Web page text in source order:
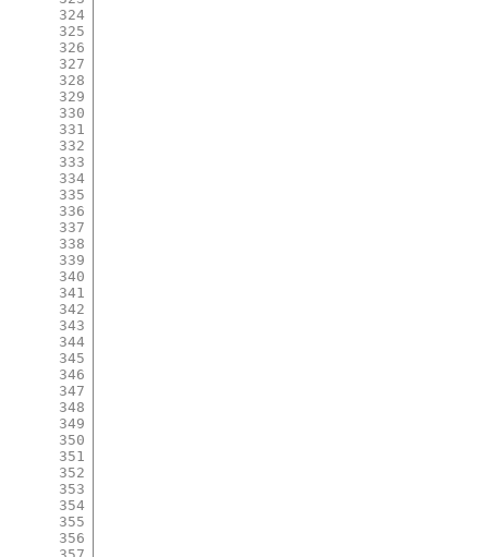
324
325
326
327
328
329
330
331
332
333
334
335
336
337
338
339
340
341
342
343
344
345
346
347
348
349
350
351
352
353
354
355
356